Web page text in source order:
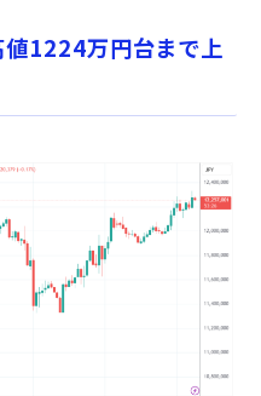
1224万円台まで上